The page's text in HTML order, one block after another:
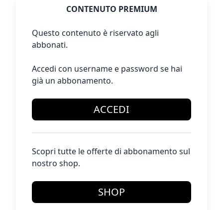
CONTENUTO PREMIUM
Questo contenuto è riservato agli
abbonati.
Accedi con username e password se hai
già un abbonamento.
ACCEDI
Scopri tutte le offerte di abbonamento sul
nostro shop.
SHOP